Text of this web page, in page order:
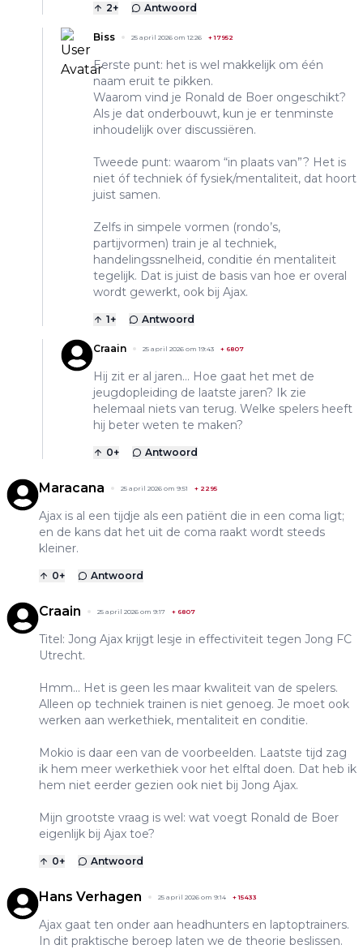
2+ Antwoord
Biss 25 april 2026 om 12:26 +17952
Eerste punt: het is wel makkelijk om één
naam eruit te pikken.
Waarom vind je Ronald de Boer ongeschikt?
Als je dat onderbouwt, kun je er tenminste
inhoudelijk over discussiëren.
Tweede punt: waarom “in plaats van”? Het is
niet óf techniek óf fysiek/mentaliteit, dat hoort
juist samen.
Zelfs in simpele vormen (rondo’s,
partijvormen) train je al techniek,
handelingssnelheid, conditie én mentaliteit
tegelijk. Dat is juist de basis van hoe er overal
wordt gewerkt, ook bij Ajax.
1+ Antwoord
Craain 25 april 2026 om 19:43 + 6807
Hij zit er al jaren... Hoe gaat het met de
jeugdopleiding de laatste jaren? Ik zie
helemaal niets van terug. Welke spelers heeft
hij beter weten te maken?
0+ Antwoord
Maracana 25 april 2026 om 9:51 + 2295
Ajax is al een tijdje als een patiënt die in een coma ligt;
en de kans dat het uit de coma raakt wordt steeds
kleiner.
0+ Antwoord
Craain 25 april 2026 om 9:17 + 6807
Titel: Jong Ajax krijgt lesje in effectiviteit tegen Jong FC
Utrecht.
Hmm... Het is geen les maar kwaliteit van de spelers.
Alleen op techniek trainen is niet genoeg. Je moet ook
werken aan werkethiek, mentaliteit en conditie.
Mokio is daar een van de voorbeelden. Laatste tijd zag
ik hem meer werkethiek voor het elftal doen. Dat heb ik
hem niet eerder gezien ook niet bij Jong Ajax.
Mijn grootste vraag is wel: wat voegt Ronald de Boer
eigenlijk bij Ajax toe?
0+ Antwoord
Hans Verhagen 25 april 2026 om 9:14 +15433
Ajax gaat ten onder aan headhunters en laptoptrainers.
In dit praktische beroep laten we de theorie beslissen.